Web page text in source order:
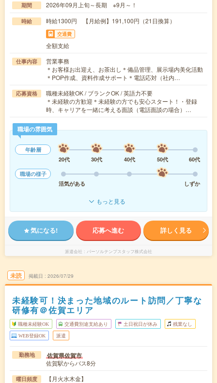
期間 2026年09月上旬～長期 ※9月～！
時給 時給1300円 【月給例】191,100円（21日換算）
交通費
全額支給
仕事内容
営業事務
＊お客様お出迎え、お茶出し＊備品管理、展示場内美化活動
＊POP作成、資料作成サポート＊電話応対（社内…
応募資格
職種未経験OK / ブランクOK / 英語力不要
＊未経験の方歓迎＊未経験の方でも安心スタート！・登録
時、キャリアを一緒に考える面談（電話面談の場合）…
職場の雰囲気
年齢層
20代
30代 40代 50代
60代
職場の様子
活気がある
しずか
もっと見る
気になる! 応募へ進む 詳しく見る
派遣会社 パーソルテンプスタッフ株式会社
未読 掲載日 2026/07/29
未経験可！決まった地域のルート訪問／丁寧な
研修有＠佐賀エリア
職種未経験OK 交通費別途支給あり 土日祝日が休み 残業なし
WEB登録OK 派遣
勤務地 佐賀県佐賀市
佐賀駅からバス8分
曜日頻度 【月火水木金】